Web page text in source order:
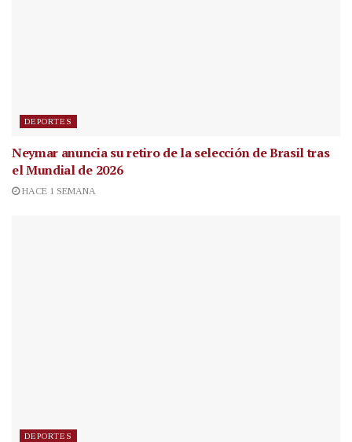
DEPORTES
Neymar anuncia su retiro de la selección de Brasil tras
el Mundial de 2026
HACE 1 SEMANA
DEPORTES